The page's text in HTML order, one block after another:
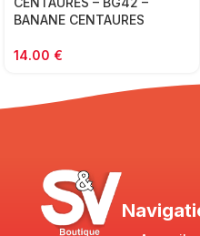
BANANE CENTAURES
14.00 €